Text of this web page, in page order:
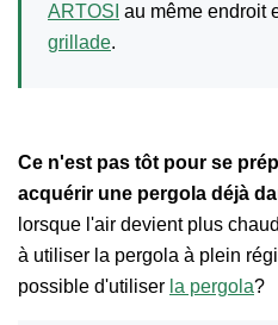
ARTOSI au même endroit
grillade.
Ce n'est pas tôt pour se
acquérir une pergola déjà
lorsque l'air devient plus
à utiliser la pergola à plein
possible d'utiliser la pergola?